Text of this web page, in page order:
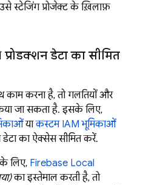
स्टेजिंग प्रोजेक्ट के ख़िलाफ़
डेटा का सीमित
करना है, तो गलतियों और
जा सकता है. इसके लिए,
याकस्टम IAM भूमिकाओं
का ऐक्सेस सीमित करें.
लिए, Firebase Local
का इस्तेमाल करती है, तो